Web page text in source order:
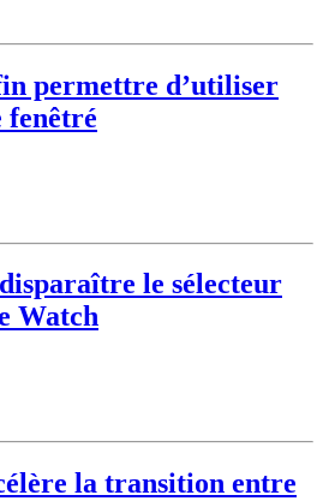
permettre d’utiliser
fenêtré
le sélecteur
Watch
la transition entre